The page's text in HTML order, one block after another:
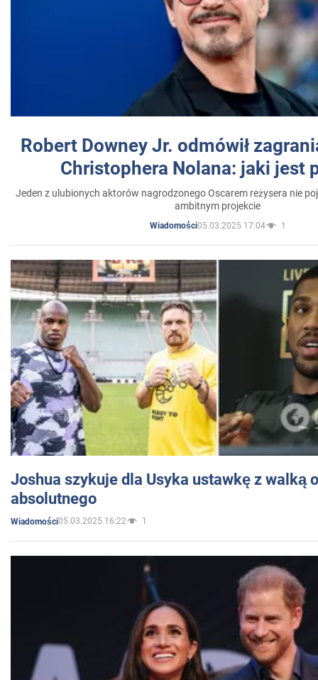
Robert Downey Jr. odmówił
Christophera Nolana: jaki jest
Jeden z ulubionych aktorów nagrodzonego Oscarem reżysera nie
ambitnym projekcie
Wiadomości05.03.2025 17:04 1
Joshua szykuje dla Usyka ustawkę z walką
absolutnego
Wiadomości05.03.2025 16:22 1